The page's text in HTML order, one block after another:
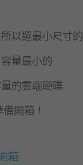
以選最小尺寸的
量最小的
的雲端硬碟
開箱！